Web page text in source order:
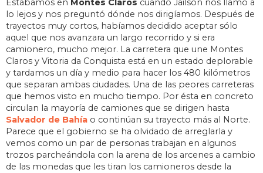
Estábamos en Montes Claros cuando Jailson nos llamó a
lo lejos y nos preguntó dónde nos dirigíamos. Después de
trayectos muy cortos, habíamos decidido aceptar sólo
aquel que nos avanzara un largo recorrido y si era
camionero, mucho mejor. La carretera que une Montes
Claros y Vitoria da Conquista está en un estado deplorable
y tardamos un día y medio para hacer los 480 kilómetros
que separan ambas ciudades. Una de las peores carreteras
que hemos visto en mucho tiempo. Por ésta en concreto
circulan la mayoría de camiones que se dirigen hasta
Salvador de Bahía o continúan su trayecto más al Norte.
Parece que el gobierno se ha olvidado de arreglarla y
vemos como un par de personas trabajan en algunos
trozos parcheándola con la arena de los arcenes a cambio
de las monedas que les tiran los camioneros desde la